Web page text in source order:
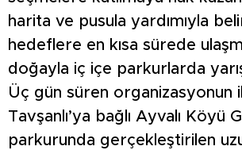
harita ve pusula yardımıyla
hedeflere en kısa sürede
doğayla iç içe parkurlarda
Üç gün süren organizasyonun
Tavşanlı’ya bağlı Ayvalı Köyü
parkurunda gerçekleştirilen